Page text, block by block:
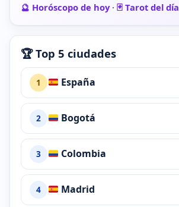
🔮 Horóscopo de hoy· 🃏 Tarot del día
🏆 Top 5 ciudades
1 España
2 Bogotá
3 Colombia
4 Madrid